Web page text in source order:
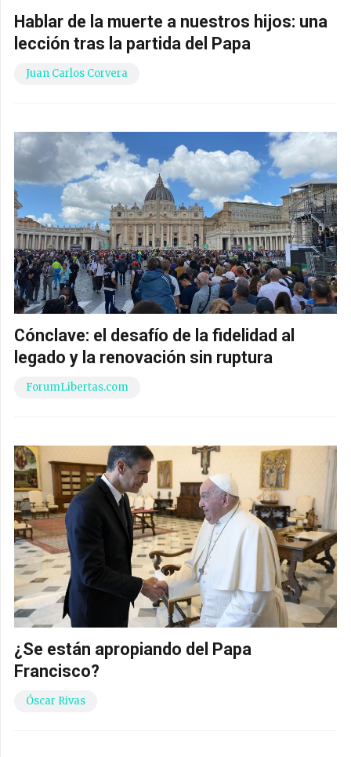
Hablar de la muerte a nuestros hijos: una
lección tras la partida del Papa
Juan Carlos Corvera
Cónclave: el desafío de la fidelidad al
legado y la renovación sin ruptura
ForumLibertas.com
¿Se están apropiando del Papa
Francisco?
Óscar Rivas